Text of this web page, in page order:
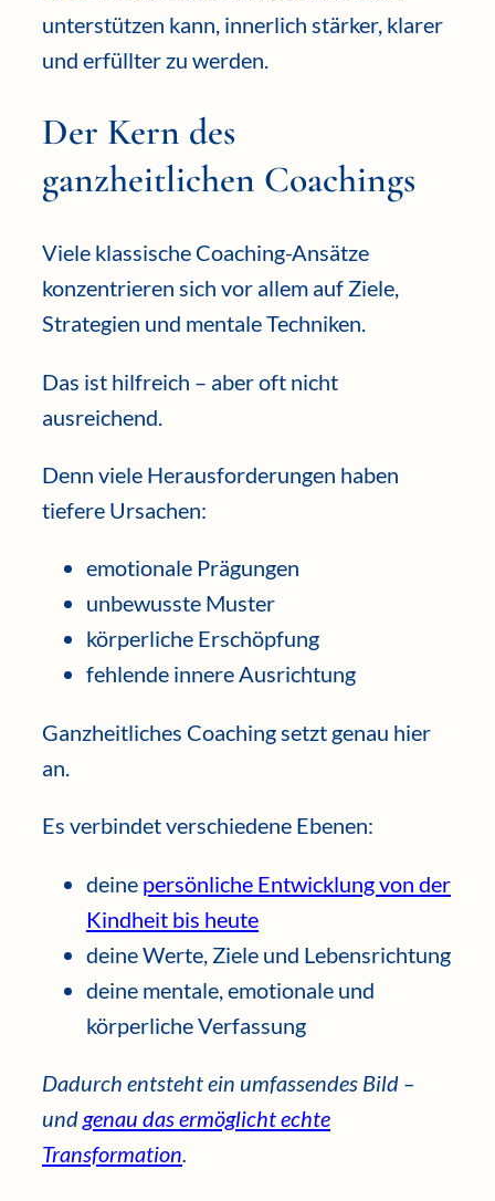
unterstützen kann, innerlich stärker, klarer
und erfüllter zu werden.
Der Kern des
ganzheitlichen Coachings
Viele klassische Coaching-Ansätze
konzentrieren sich vor allem auf Ziele,
Strategien und mentale Techniken.
Das ist hilfreich – aber oft nicht
ausreichend.
Denn viele Herausforderungen haben
tiefere Ursachen:
emotionale Prägungen
unbewusste Muster
körperliche Erschöpfung
fehlende innere Ausrichtung
Ganzheitliches Coaching setzt genau hier
an.
Es verbindet verschiedene Ebenen:
deine persönliche Entwicklung von der
Kindheit bis heute
deine Werte, Ziele und Lebensrichtung
deine mentale, emotionale und
körperliche Verfassung
Dadurch entsteht ein umfassendes Bild –
undgenau das ermöglicht echte
Transformation.